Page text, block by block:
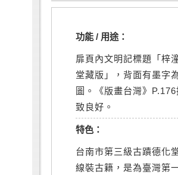
功能 / 用途：
扉頁內文明記標題「梓
堂藏版」，背面有墨字
圖。《版畫台灣》
致良好。
特色：
台南市第三級古蹟德化
線裝古籍，是為臺灣第